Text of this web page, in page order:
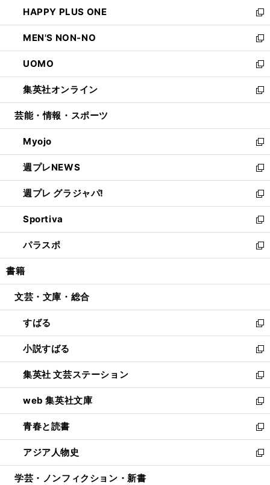
く
で
開
く
ド
ウ
で
開
く
ィ
ン
ド
ウ
で
開
く
い
ウ
ィ
ン
ド
ウ
で
開
HAPPY PLUS ONE
新
し
い
ウ
ィ
ン
ド
ウ
開
く
MEN'S NON-NO
新
し
い
ウ
ィ
ン
ウ
で
開
く
UOMO
新
し
い
ウ
ン
ド
ウ
で
開
く
集英社オンライン
新
し
ウ
ィ
ン
ド
ウ
で
開
く
芸能・情報・スポーツ
Myojo
新
し
い
ウ
ィ
ン
ド
ウ
で
開
週プレNEWS
新
し
い
ウ
ィ
ン
ド
ウ
開
週プレ グラジャパ!
新
し
い
ウ
ィ
ン
ウ
開
く
Sportiva
新
し
い
ウ
ン
ウ
で
開
く
パラスポ
新
し
ウ
ン
ド
ウ
で
開
く
書籍
文芸・文庫・総合
すばる
新
し
い
ウ
ィ
ン
ド
ウ
で
開
く
小説すばる
新
し
い
ウ
ィ
ン
ド
ウ
で
開
集英社 文芸ステーション
新
し
い
ウ
ィ
ン
ド
ウ
web 集英社文庫
新
し
い
ウ
ィ
ン
青春と読書
新
し
い
ウ
アジア人物史
新
し
学芸・ノンフィクション・新書